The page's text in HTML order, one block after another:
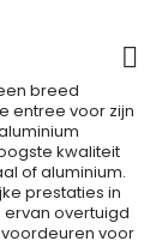
breed
entree voor zijn
kwaliteit
of aluminium.
prestaties in
overtuigd
voor